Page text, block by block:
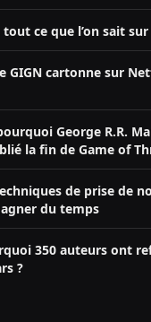
tout ce que l’on sait
GIGN cartonne sur
George R.R.
la fin de Game of
de prise de
du temps
350 auteurs ont
?